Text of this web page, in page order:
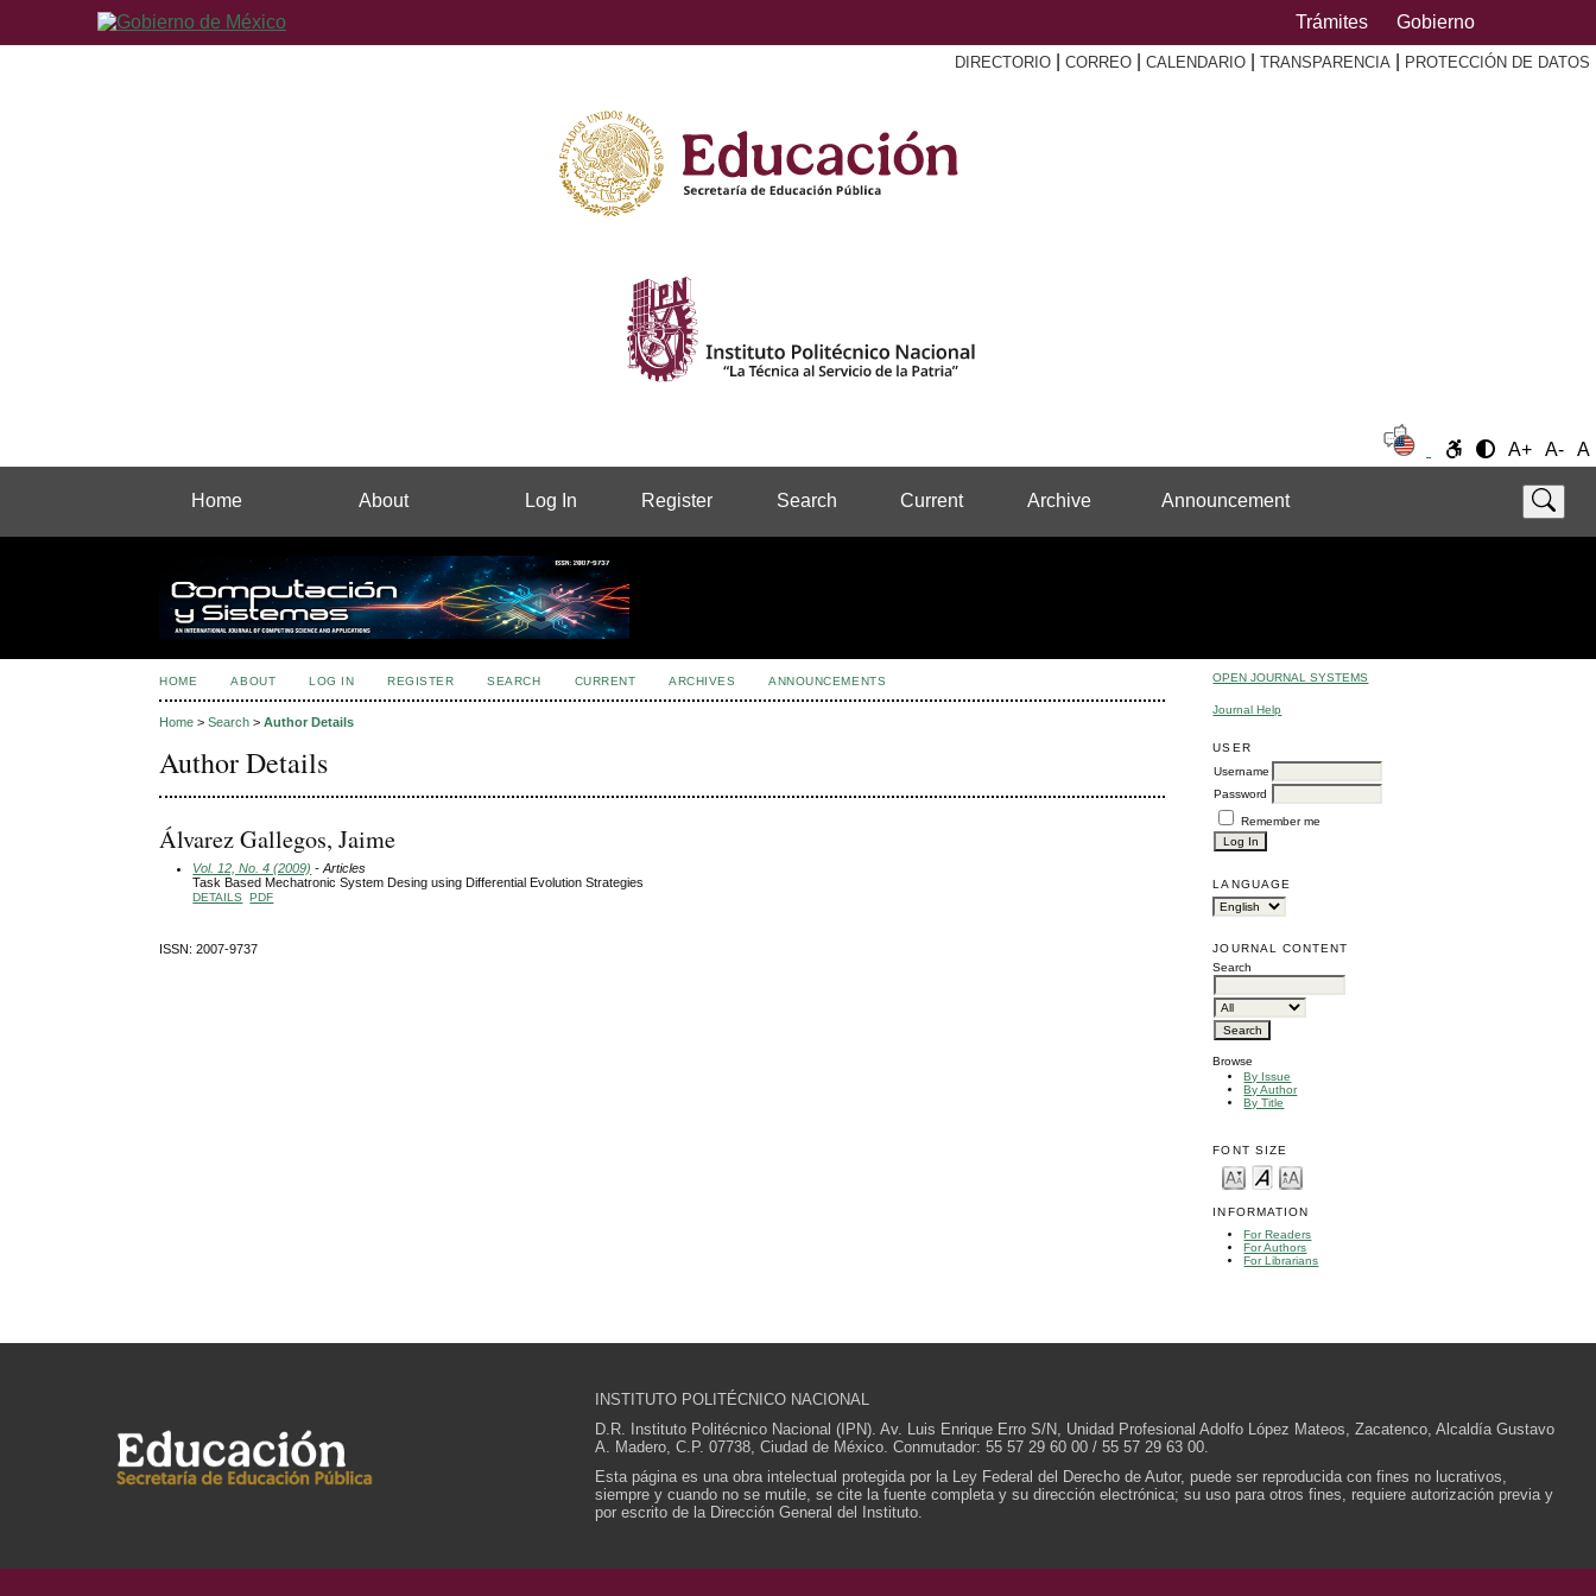
Trámites Gobierno
DIRECTORIO CORREO CALENDARIO TRANSPARENCIA PROTECCIÓN DE DATOS
A+ A- A
Home About Log In Register Search Current Archive Announcement
OPEN JOURNAL SYSTEMS
Journal Help
USER
Username
Password
Remember me
LANGUAGE
JOURNAL CONTENT
Search
Browse
By Issue
By Author
By Title
FONT SIZE
INFORMATION
For Readers
For Authors
For Librarians
HOME ABOUT LOG IN REGISTER SEARCH CURRENT ARCHIVES ANNOUNCEMENTS
Home >Search >Author Details
Author Details
Álvarez Gallegos, Jaime
Vol. 12, No. 4 (2009) - Articles
Task Based Mechatronic System Desing using Differential Evolution Strategies
DETAILS PDF
ISSN: 2007-9737
INSTITUTO POLITÉCNICO NACIONAL
D.R. Instituto Politécnico Nacional (IPN). Av. Luis Enrique Erro S/N, Unidad Profesional Adolfo López Mateos, Zacatenco, Alcaldía Gustavo
A. Madero, C.P. 07738, Ciudad de México. Conmutador: 55 57 29 60 00 / 55 57 29 63 00.
Esta página es una obra intelectual protegida por la Ley Federal del Derecho de Autor, puede ser reproducida con fines no lucrativos,
siempre y cuando no se mutile, se cite la fuente completa y su dirección electrónica; su uso para otros fines, requiere autorización previa y
por escrito de la Dirección General del Instituto.